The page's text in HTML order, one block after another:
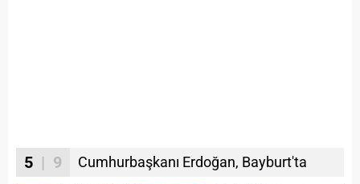
5 | 9 Cumhurbaşkanı Erdoğan, Bayburt'ta